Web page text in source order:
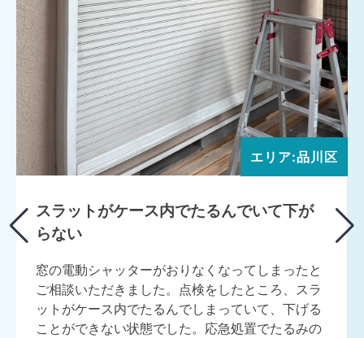
エリア:品川区
スラットがケース内でたるんでいて下が
らない
窓の電動シャッターがおりなくなってしまったと
ご相談いただきました。点検をしたところ、スラ
ットがケース内でたるんでしまっていて、下げる
ことができない状態でした。応急処置でたるみの